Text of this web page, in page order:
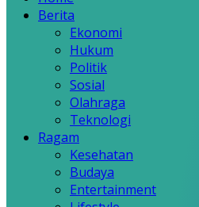
Berita
Ekonomi
Hukum
Politik
Sosial
Olahraga
Teknologi
Ragam
Kesehatan
Budaya
Entertainment